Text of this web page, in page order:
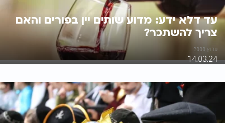
עד דלא ידע: מדוע שותים יין בפורים והאם
צריך להשתכר?
ערוץ 2000
14.03.24